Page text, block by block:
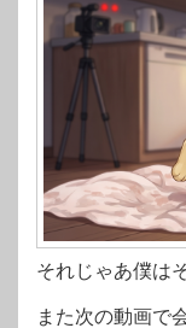
それじゃあ僕は
また次の動画で